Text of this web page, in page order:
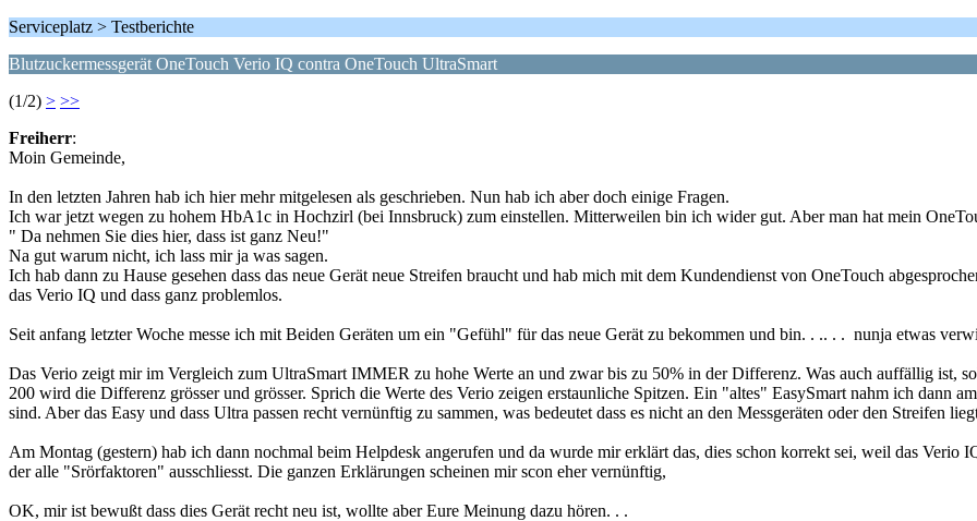
Serviceplatz > Testberichte
Blutzuckermessgerät OneTouch Verio IQ contra OneTouch UltraSmart
(1/2) > >>
Freiherr:
Moin Gemeinde,
In den letzten Jahren hab ich hier mehr mitgelesen als geschrieben. Nun hab ich aber doch einige Fragen.
Ich war jetzt wegen zu hohem HbA1c in Hochzirl (bei Innsbruck) zum einstellen. Mitterweilen bin ich wider gut. Aber man hat mein
" Da nehmen Sie dies hier, dass ist ganz Neu!"
Na gut warum nicht, ich lass mir ja was sagen.
Ich hab dann zu Hause gesehen dass das neue Gerät neue Streifen braucht und hab mich mit dem Kundendienst von OneTouch
das Verio IQ und dass ganz problemlos.
Seit anfang letzter Woche messe ich mit Beiden Geräten um ein "Gefühl" für das neue Gerät zu bekommen und bin. . .. . . nunja etwas
Das Verio zeigt mir im Vergleich zum UltraSmart IMMER zu hohe Werte an und zwar bis zu 50% in der Differenz. Was auch auffällig ist,
200 wird die Differenz grösser und grösser. Sprich die Werte des Verio zeigen erstaunliche Spitzen. Ein "altes" EasySmart nahm ich dann
sind. Aber das Easy und dass Ultra passen recht vernünftig zu sammen, was bedeutet dass es nicht an den Messgeräten oder den Streifen
Am Montag (gestern) hab ich dann nochmal beim Helpdesk angerufen und da wurde mir erklärt das, dies schon korrekt sei, weil das Verio
der alle "Srörfaktoren" ausschliesst. Die ganzen Erklärungen scheinen mir scon eher vernünftig,
OK, mir ist bewußt dass dies Gerät recht neu ist, wollte aber Eure Meinung dazu hören. . .